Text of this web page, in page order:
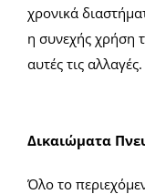
χρονικά
η συνεχής χρήση
αυτές τις αλλαγές.
Δικαιώματα
Όλο το